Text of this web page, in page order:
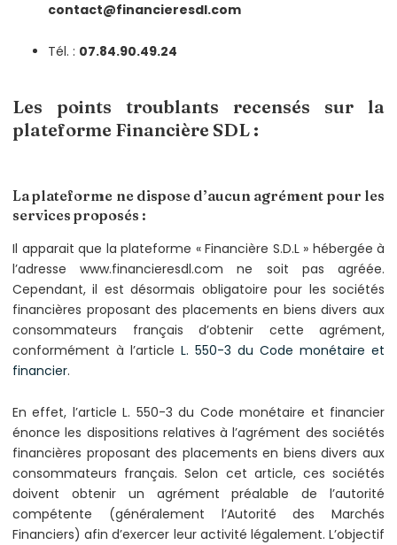
contact@financieresdl.com
Tél. : 07.84.90.49.24
Les points troublants recensés sur la
plateforme Financière SDL :
La plateforme ne dispose d’aucun agrément pour les
services proposés :
Il apparait que la plateforme « Financière S.D.L » hébergée à
l’adresse www.financieresdl.com ne soit pas agréée.
Cependant, il est désormais obligatoire pour les sociétés
financières proposant des placements en biens divers aux
consommateurs français d’obtenir cette agrément,
conformément à l’article L. 550-3 du Code monétaire et
financier.
En effet, l’article L. 550-3 du Code monétaire et financier
énonce les dispositions relatives à l’agrément des sociétés
financières proposant des placements en biens divers aux
consommateurs français. Selon cet article, ces sociétés
doivent obtenir un agrément préalable de l’autorité
compétente (généralement l’Autorité des Marchés
Financiers) afin d’exercer leur activité légalement. L’objectif